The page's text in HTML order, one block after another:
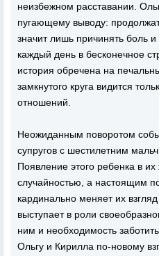
неизбежном расставании.
пугающему выводу:
значит лишь причинять боль
каждый день в бесконечное
история обречена на
замкнутого круга видится
отношений.
Неожиданным поворотом
супругов с шестилетним
Появление этого ребенка в
случайностью, а настоящим
кардинально меняет их
выступает в роли
ним и необходимость
Ольгу и Кирилла по-новому